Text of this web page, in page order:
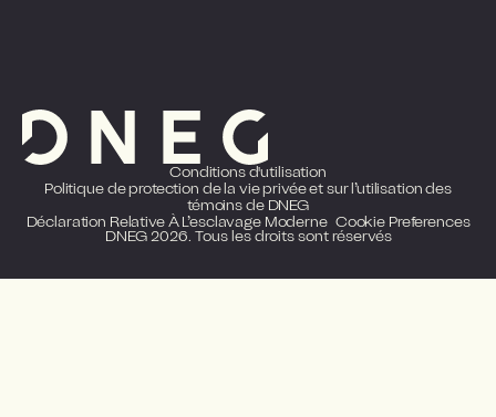
DNEG 2026. Tous les droits sont réservés
Conditions d'utilisation
Politique de protection de la vie privée et sur l’utilisation des
témoins de DNEG
Déclaration Relative À L’esclavage Moderne
Cookie Preferences